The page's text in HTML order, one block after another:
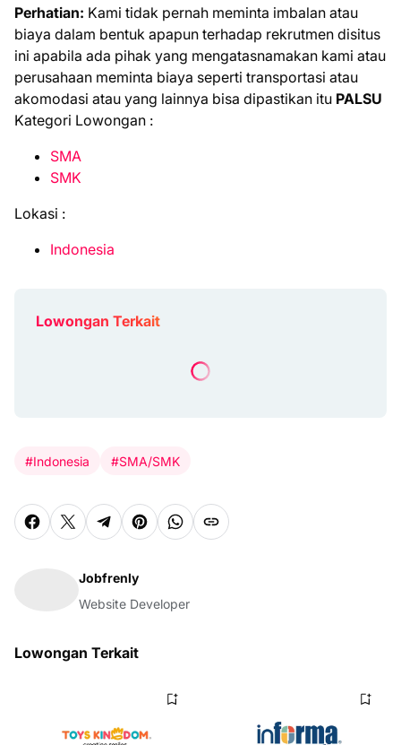
Perhatian: Kami tidak pernah meminta imbalan atau
biaya dalam bentuk apapun terhadap rekrutmen disitus
ini apabila ada pihak yang mengatasnamakan kami atau
perusahaan meminta biaya seperti transportasi atau
akomodasi atau yang lainnya bisa dipastikan itu PALSU
Kategori Lowongan :
SMA
SMK
Lokasi :
Indonesia
Lowongan Terkait
#Indonesia #SMA/SMK
Jobfrenly
Website Developer
Lowongan Terkait